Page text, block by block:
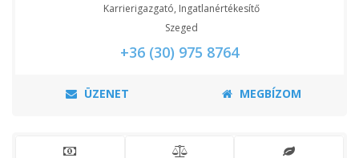
Karrierigazgató, Ingatlanértékesítő
Szeged
+36 (30) 975 8764
ÜZENET MEGBÍZOM